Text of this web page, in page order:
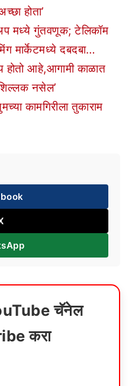
होता’
मध्ये गुंतवणूक; टेलिकॉम
मार्केटमध्ये दबदबा…
होतो आहे,आगामी काळात
नसेल’
कामगिरीला तुकाराम
चॅनेल
करा